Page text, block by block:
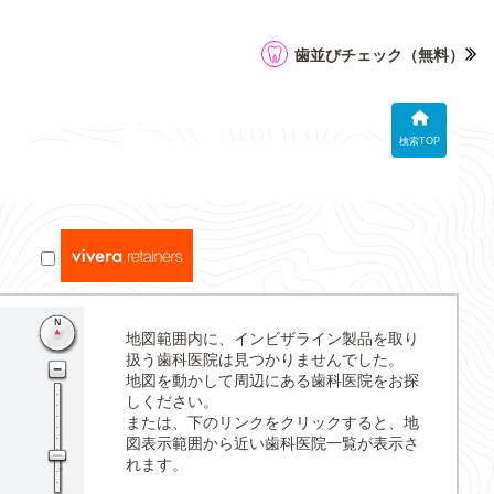
検索TOP
歯並びチェック （無料）
地図範囲内に、インビザライン製品を取り
扱う歯科医院は見つかりませんでした。
地図を動かして周辺にある歯科医院をお探
しください。
または、下のリンクをクリックすると、地
図表示範囲から近い歯科医院一覧が表示さ
れます。